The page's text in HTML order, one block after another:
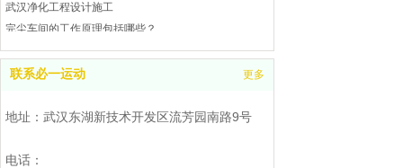
武汉净化工程设计施工
完尘车间的工作原理包括哪些？
武汉完尘车间是什么？处理工业废气和废水
武汉洁净操作台操作指南
武汉空气净化工程是什么
如何处理净化工程
联系必一运动 更多
地址：武汉东湖新技术开发区流芳园南路9号
电话：